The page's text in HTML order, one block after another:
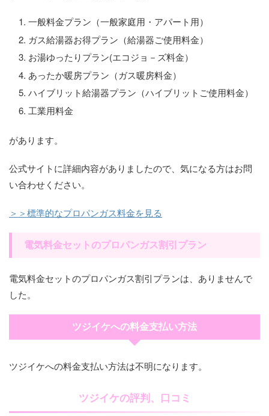
一般料金プラン（一般家庭用・アパート用）
ガス給湯器お得プラン（給湯器ご使用料金）
お湯ゆったりプラン(エコジョ－ズ料金）
あったか暖房プラン（ガス暖房料金）
ハイブリット給湯器プラン（ハイブリットご使用料金）
工業用料金
があります。
公式サイトに詳細内容がありましたので、気になる方はお問
い合わせください。
＞＞標準的なプロパンガス料金を見る
電気料金セットのプロパンガス割引プラン
電気料金セットのプロパンガス割引プランは、ありませんで
した。
ツジイケへの料金支払い方法
ツジイケへの料金支払い方法は不明になります。
ツジイケの評判、口コミ